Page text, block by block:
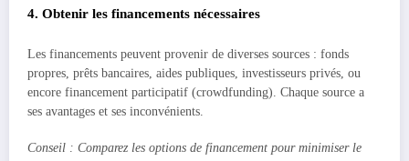
4. Obtenir les financements nécessaires
Les financements peuvent provenir de diverses sources : fonds
propres, prêts bancaires, aides publiques, investisseurs privés, ou
encore financement participatif (crowdfunding). Chaque source a
ses avantages et ses inconvénients.
Conseil : Comparez les options de financement pour minimiser le